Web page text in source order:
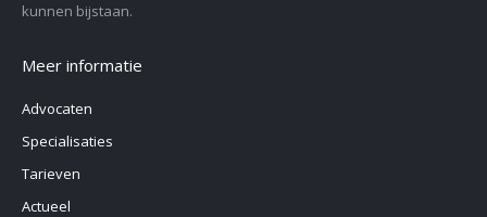
kunnen bijstaan.
Meer informatie
Advocaten
Specialisaties
Tarieven
Actueel